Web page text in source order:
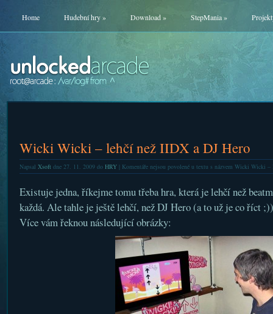
Home Hudební hry» Download» StepMania»
Wicki Wicki – lehčí než IIDX a DJ Hero
Napsal Xsoftdne 27. 11. 2009 do HRY| Komentáře nejsou povolenéu textu s názvem Wicki Wicki –
Existuje jedna, říkejme tomu třeba hra, která je lehčí než
každá. Ale tahle je ještě lehčí, než DJ Hero (a to už je co říct
Více vám řeknou následující obrázky: